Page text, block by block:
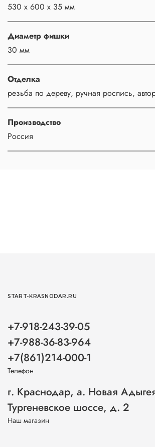
530 х 600 х 35 мм
Диаметр фишки
30 мм
Отделка
резьба по дереву, ручная роспись,
Производство
Россия
START-KRASNODAR.RU
+7-918-243-39-05
+7-988-36-83-964
+7(861)214-000-1
Телефон
г. Краснодар, а. Новая
Тургеневское шоссе, д. 2
Наш магазин